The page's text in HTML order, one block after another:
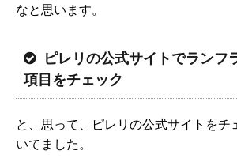
なと思います。
ピレリの公式サイトでランフ
項目をチェック
と、思って、ピレリの公式サイトをチ
いてました。